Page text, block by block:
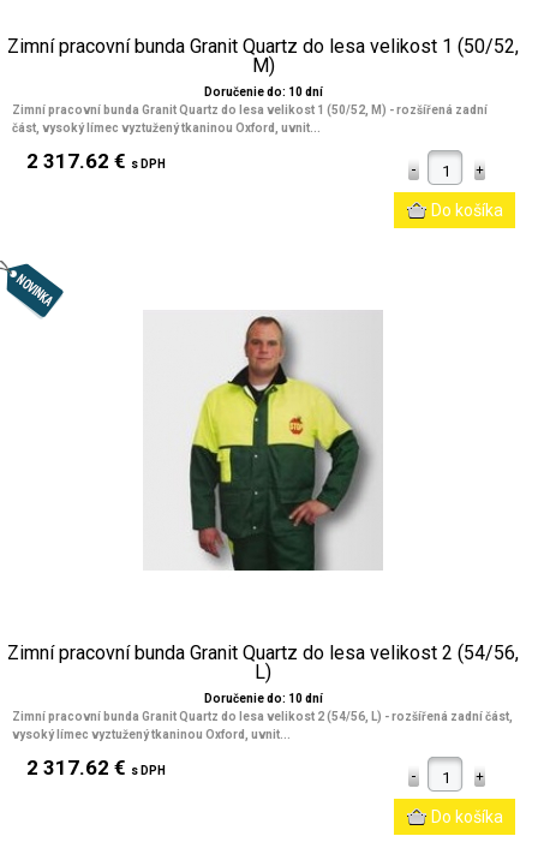
Zimní pracovní bunda Granit Quartz do lesa velikost 1 (50/52,
M)
Doručenie do: 10 dní
Zimní pracovní bunda Granit Quartz do lesa velikost 1 (50/52, M) - rozšířená zadní
část, vysoký límec vyztužený tkaninou Oxford, uvnit...
2 317.62 € s DPH
Zimní pracovní bunda Granit Quartz do lesa velikost 2 (54/56,
L)
Doručenie do: 10 dní
Zimní pracovní bunda Granit Quartz do lesa velikost 2 (54/56, L) - rozšířená zadní část,
vysoký límec vyztužený tkaninou Oxford, uvnit...
2 317.62 € s DPH